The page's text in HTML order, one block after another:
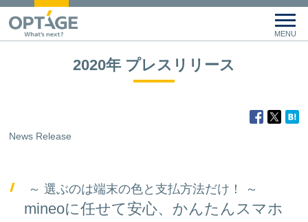
2020年 プレスリリース
News Release
～ 選ぶのは端末の色と支払方法だけ！ ～
mineoに任せて安心、かんたんスマホ